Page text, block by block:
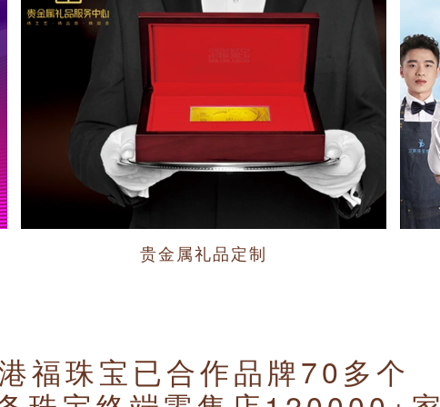
贵金属礼品定制
福珠宝已合作品牌70多个